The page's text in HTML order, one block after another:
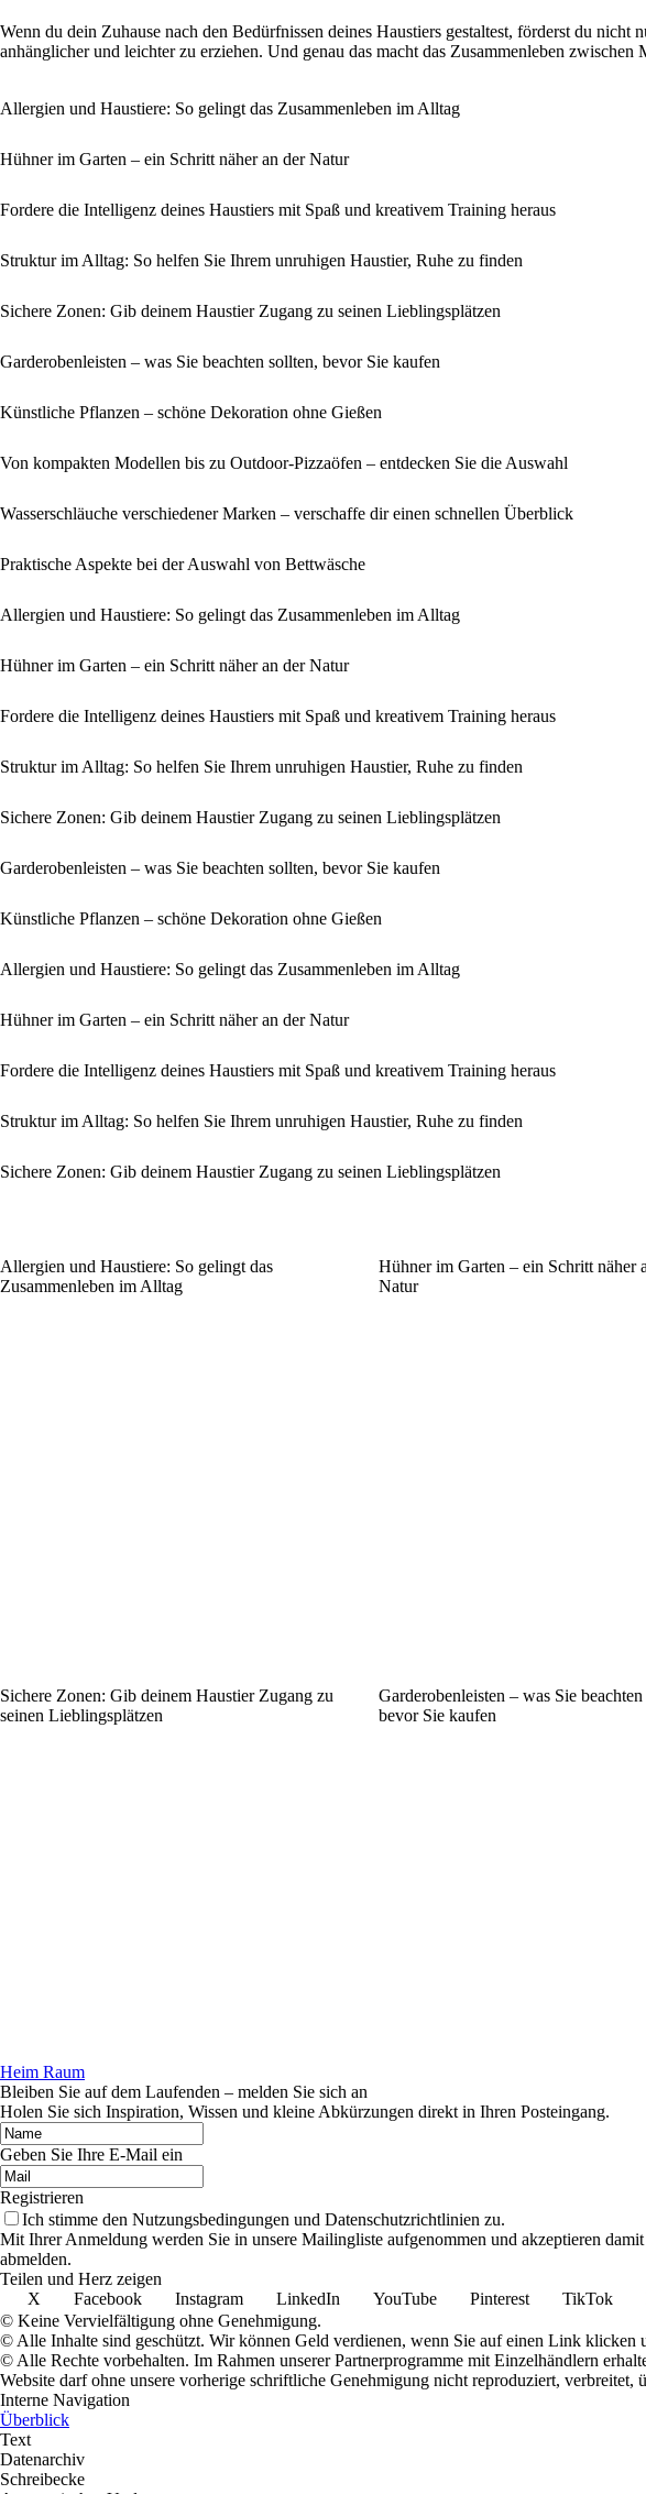
Wenn du dein Zuhause nach den Bedürfnissen deines Haustiers gestaltest, förderst du
anhänglicher und leichter zu erziehen. Und genau das macht das Zusammenleben
Allergien und Haustiere: So gelingt das Zusammenleben im Alltag
Hühner im Garten – ein Schritt näher an der Natur
Fordere die Intelligenz deines Haustiers mit Spaß und kreativem Training heraus
Struktur im Alltag: So helfen Sie Ihrem unruhigen Haustier, Ruhe zu finden
Sichere Zonen: Gib deinem Haustier Zugang zu seinen Lieblingsplätzen
Garderobenleisten – was Sie beachten sollten, bevor Sie kaufen
Künstliche Pflanzen – schöne Dekoration ohne Gießen
Von kompakten Modellen bis zu Outdoor-Pizzaöfen – entdecken Sie die Auswahl
Wasserschläuche verschiedener Marken – verschaffe dir einen schnellen Überblick
Praktische Aspekte bei der Auswahl von Bettwäsche
Allergien und Haustiere: So gelingt das Zusammenleben im Alltag
Hühner im Garten – ein Schritt näher an der Natur
Fordere die Intelligenz deines Haustiers mit Spaß und kreativem Training heraus
Struktur im Alltag: So helfen Sie Ihrem unruhigen Haustier, Ruhe zu finden
Sichere Zonen: Gib deinem Haustier Zugang zu seinen Lieblingsplätzen
Garderobenleisten – was Sie beachten sollten, bevor Sie kaufen
Künstliche Pflanzen – schöne Dekoration ohne Gießen
Allergien und Haustiere: So gelingt das Zusammenleben im Alltag
Hühner im Garten – ein Schritt näher an der Natur
Fordere die Intelligenz deines Haustiers mit Spaß und kreativem Training heraus
Struktur im Alltag: So helfen Sie Ihrem unruhigen Haustier, Ruhe zu finden
Sichere Zonen: Gib deinem Haustier Zugang zu seinen Lieblingsplätzen
Allergien und Haustiere: So gelingt das
Zusammenleben im Alltag
Hühner im Garten – ein Schritt näher
Natur
Sichere Zonen: Gib deinem Haustier Zugang zu
seinen Lieblingsplätzen
Garderobenleisten – was Sie
bevor Sie kaufen
Heim Raum
Bleiben Sie auf dem Laufenden – melden Sie sich an
Holen Sie sich Inspiration, Wissen und kleine Abkürzungen direkt in Ihren Posteingang.
Geben Sie Ihre E-Mail ein
Registrieren
Ich stimme den Nutzungsbedingungen und Datenschutzrichtlinien zu.
Mit Ihrer Anmeldung werden Sie in unsere Mailingliste aufgenommen und akzeptieren
abmelden.
Teilen und Herz zeigen
X
Facebook Instagram LinkedIn YouTube Pinterest TikTok
© Keine Vervielfältigung ohne Genehmigung.
© Alle Inhalte sind geschützt. Wir können Geld verdienen, wenn Sie auf einen Link klicken
© Alle Rechte vorbehalten. Im Rahmen unserer Partnerprogramme mit Einzelhändlern
Website darf ohne unsere vorherige schriftliche Genehmigung nicht reproduziert, verbreitet,
Interne Navigation
Überblick
Text
Datenarchiv
Schreibecke